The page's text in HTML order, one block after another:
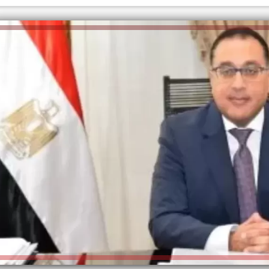
إلهام شرشر تكتب: دي مبقتش كورة..
دي سياسة
الكاتبة إلهام شرشر تهنئ الرئيس
السيسي بعيد ميلاده وتُشيد بجهوده
في بناء الدولة